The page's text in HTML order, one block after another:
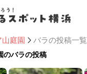
庭園
バラの投稿一覧
のバラの投稿